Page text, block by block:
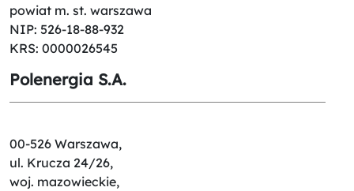
powiat m. st. warszawa
NIP: 526-18-88-932
KRS: 0000026545
Polenergia S.A.
00-526 Warszawa,
ul. Krucza 24/26,
woj. mazowieckie,